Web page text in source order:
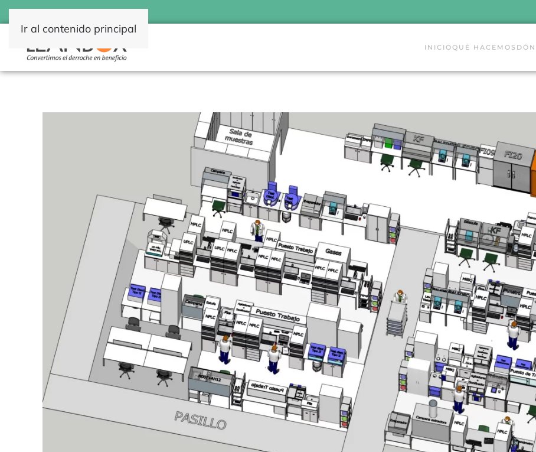
Ir al contenido principal
INICIOQUÉ HACEMOS